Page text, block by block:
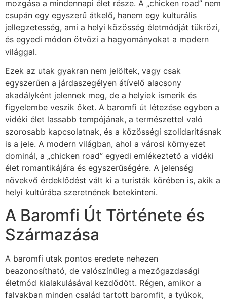
mozgása a mindennapi élet része. A „chicken road” nem
csupán egy egyszerű átkelő, hanem egy kulturális
jellegzetesség, ami a helyi közösség életmódját tükrözi,
és egyedi módon ötvözi a hagyományokat a modern
világgal.
Ezek az utak gyakran nem jelöltek, vagy csak
egyszerűen a járdaszegélyen átívelő alacsony
akadályként jelennek meg, de a helyiek ismerik és
figyelembe veszik őket. A baromfi út létezése egyben a
vidéki élet lassabb tempójának, a természettel való
szorosabb kapcsolatnak, és a közösségi szolidaritásnak
is a jele. A modern világban, ahol a városi környezet
dominál, a „chicken road” egyedi emlékeztető a vidéki
élet romantikájára és egyszerűségére. A jelenség
növekvő érdeklődést vált ki a turisták körében is, akik a
helyi kultúrába szeretnének betekinteni.
A Baromfi Út Története és
Származása
A baromfi utak pontos eredete nehezen
beazonosítható, de valószínűleg a mezőgazdasági
életmód kialakulásával kezdődött. Régen, amikor a
falvakban minden család tartott baromfit, a tyúkok,